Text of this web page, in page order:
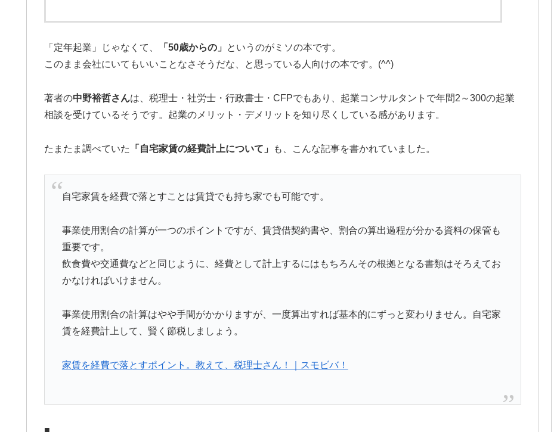
「定年起業」じゃなくて、 「50歳からの」
というのがミソの本です。
このまま会社にいてもいいことなさそうだな、と思っている人向けの本です。(^^)
著者の中野裕哲さんは、税理士・社労士・行政書士・CFPでもあり、起業コンサルタントで年間2～300の起業
相談を受けているそうです。起業のメリット・デメリットを知り尽くしている感があります。
たまたま調べていた 「自宅家賃の経費計上について」 も、こんな記事を書かれていました。
自宅家賃を経費で落とすことは賃貸でも持ち家でも可能です。
事業使用割合の計算が一つのポイントですが、賃貸借契約書や、割合の算出過程が分かる資料の保管も
重要です。
飲食費や交通費などと同じように、経費として計上するにはもちろんその根拠となる書類はそろえてお
かなければいけません。
事業使用割合の計算はやや手間がかかりますが、一度算出すれば基本的にずっと変わりません。自宅家
賃を経費計上して、賢く節税しましょう。
家賃を経費で落とすポイント。教えて、税理士さん！｜スモビバ！
■